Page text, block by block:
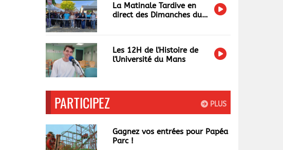
La Matinale Tardive en
direct des Dimanches du
Les 12H de l'Histoire de
l'Université du Mans
PLUS
PARTICIPEZ
Gagnez vos entrées pour Papéa
Parc !